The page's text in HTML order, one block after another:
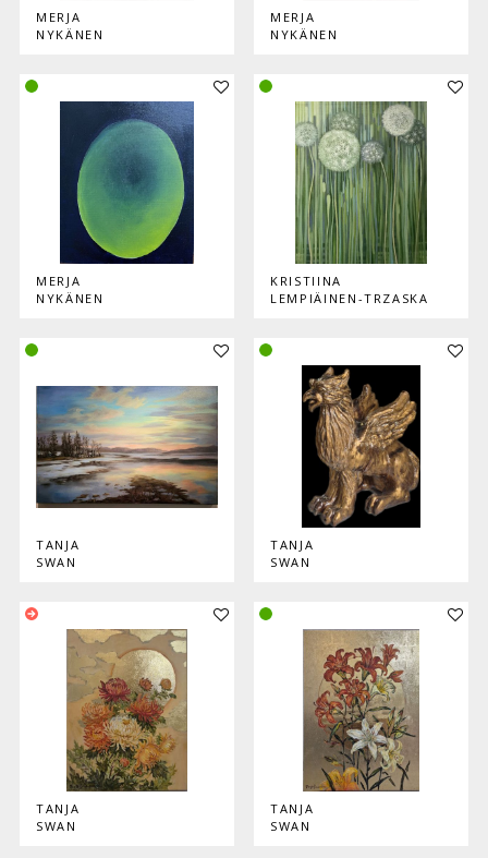
MERJA
NYKÄNEN
MERJA
NYKÄNEN
Lisää teos kokoelmaan
MERJA
NYKÄNEN
Lisää
KRISTIINA
LEMPIÄINEN-TRZASKA
Lisää teos kokoelmaan
TANJA
SWAN
Lisää
TANJA
SWAN
Lisää teos kokoelmaan
TANJA
SWAN
Lisää
TANJA
SWAN